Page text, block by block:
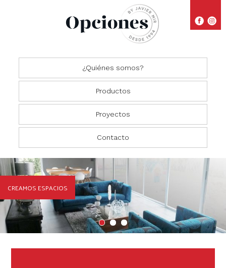
¿Quiénes somos?
Productos
Closets
Comedores
Cocinas
Salas
Recámaras
Proyectos
Residencial
Oficinas
Comercial
Contacto
CREAMOS ESPACIOS